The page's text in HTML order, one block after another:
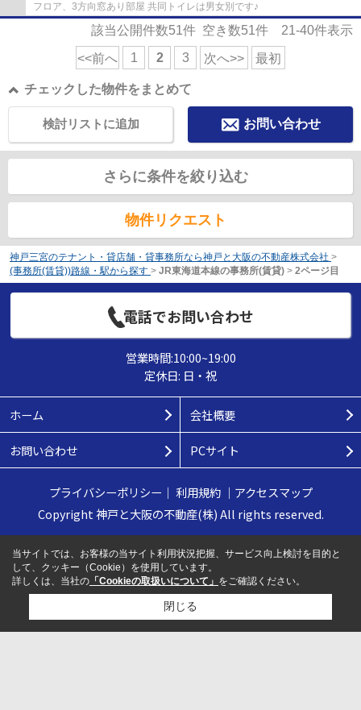
フロア、3方向窓あり部屋 共同トイレは男女別です♪
該当公開件数51件 空き数51件 21-40件表示
<<前へ 1 2 3 次へ>> 最初
チェックした物件をまとめて
お問い合わせ
検討リストに追加
さらに条件を絞り込む
物件リクエスト
神戸三宮のテナント・貸店舗・貸事務所なら神戸と大阪の不動産株式会社 >
(事務所(賃貸))路線・駅から探す > JR東海道本線の事務所(賃貸) > 2ページ目
電話でお問い合わせ
営業時間:10:00~19:00
定休日: 日・祝
ホーム 会社概要
お問い合わせ PCサイト
プライバシーポリシー ｜ 利用規約｜ アクセスマップ
Copyright 神戸と大阪の不動産(株) All rights reserved.
当サイトでは、お客様の当サイト利用状況把握、サービス向上検討を目的と
して、クッキー（Cookie）を使用しています。
詳しくは、当社の 「Cookieの取扱いについて」 をご確認ください。
閉じる